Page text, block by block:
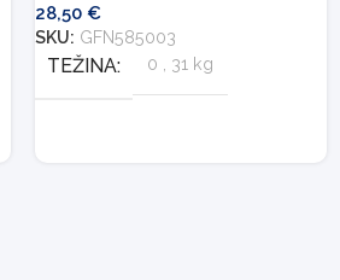
28,50 €
SKU: GFN585003
TEŽINA 0 31 kg